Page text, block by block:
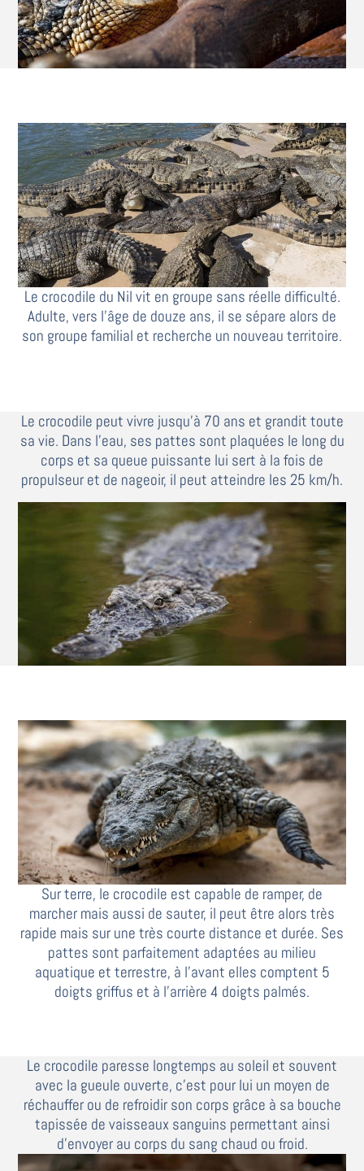
Le crocodile du Nil vit en groupe sans réelle difficulté.
Adulte, vers l’âge de douze ans, il se sépare alors de
son groupe familial et recherche un nouveau territoire.
Le crocodile peut vivre jusqu’à 70 ans et grandit toute
sa vie. Dans l’eau, ses pattes sont plaquées le long du
corps et sa queue puissante lui sert à la fois de
propulseur et de nageoir, il peut atteindre les 25 km/h.
Sur terre, le crocodile est capable de ramper, de
marcher mais aussi de sauter, il peut être alors très
rapide mais sur une très courte distance et durée. Ses
pattes sont parfaitement adaptées au milieu
aquatique et terrestre, à l’avant elles comptent 5
doigts griffus et à l’arrière 4 doigts palmés.
Le crocodile paresse longtemps au soleil et souvent
avec la gueule ouverte, c’est pour lui un moyen de
réchauffer ou de refroidir son corps grâce à sa bouche
tapissée de vaisseaux sanguins permettant ainsi
d’envoyer au corps du sang chaud ou froid.